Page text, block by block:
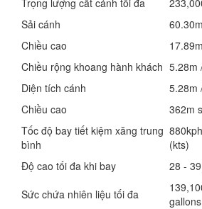
Trọng lượng cất cánh tối đa
Sải cánh
Chiều cao
Chiều rộng khoang hành khách 5.28m
Diện tích cánh
5.28m
Chiều cao
362m
Tốc độ bay tiết kiệm xăng trung
bình
(kts)
Độ cao tối đa khi bay
28 -
Sức chứa nhiên liệu tối đa
gallons